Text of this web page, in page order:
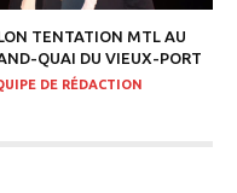
TENTATION MTL AU
QUAI DU VIEUX-PORT
DE RÉDACTION